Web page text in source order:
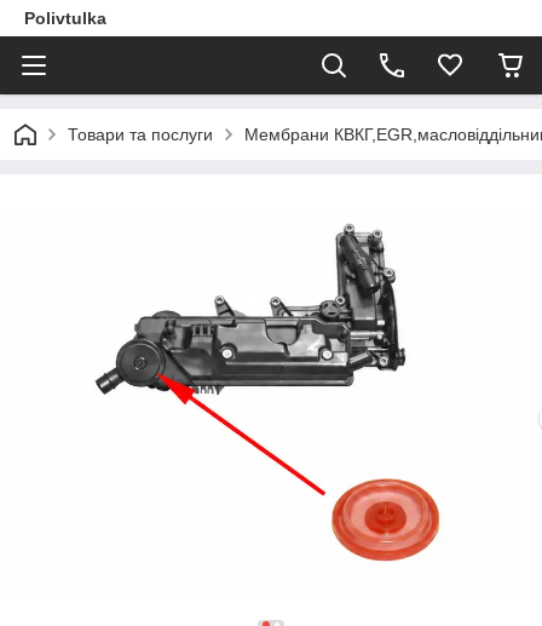
Polivtulka
Товари та послуги Мембрани